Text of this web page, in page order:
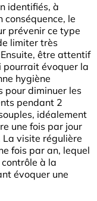
identifiés, à
conséquence, le
prévenir ce type
limiter très
être attentif
pourrait évoquer la
hygiène
pour diminuer les
pendant 2
idéalement
une fois par jour
visite régulière
fois par an, lequel
à la
évoquer une